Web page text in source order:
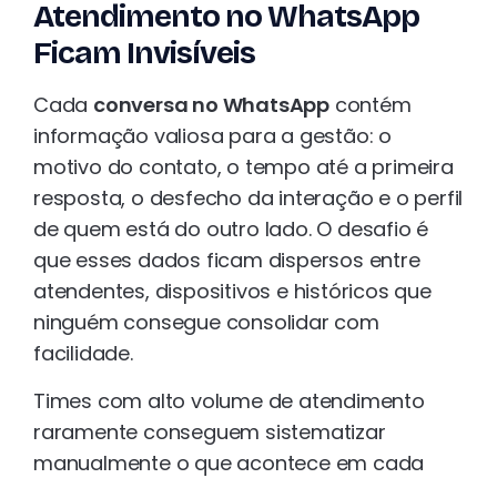
Atendimento no WhatsApp
Ficam Invisíveis
Cada conversa no WhatsApp contém
informação valiosa para a gestão: o
motivo do contato, o tempo até a primeira
resposta, o desfecho da interação e o perfil
de quem está do outro lado. O desafio é
que esses dados ficam dispersos entre
atendentes, dispositivos e históricos que
ninguém consegue consolidar com
facilidade.
Times com alto volume de atendimento
raramente conseguem sistematizar
manualmente o que acontece em cada